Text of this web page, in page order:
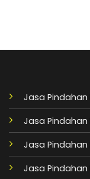
Jasa
Jasa
Jasa Pindahan
Jasa